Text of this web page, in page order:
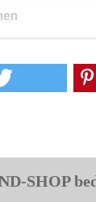
SHOP